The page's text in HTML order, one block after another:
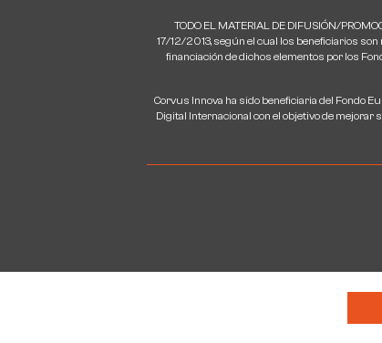
TODO EL MATERIAL DE DIFUSIÓN/
17/12/2013, según el cual los beneficiarios
financiación de dichos elementos por los
Corvus Innova ha sido beneficiaria del Fondo
Digital Internacional con el objetivo de mejorar